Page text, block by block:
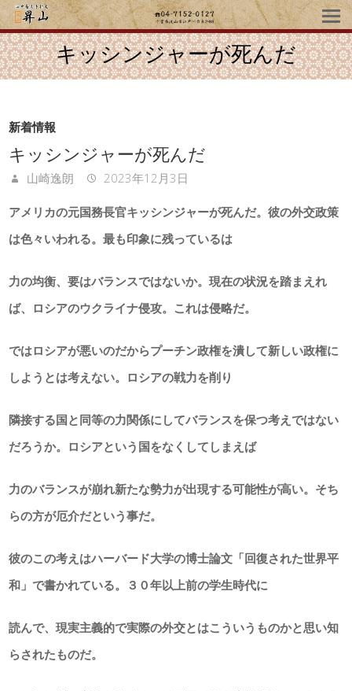
キッシンジャーが死んだ
新着情報
キッシンジャーが死んだ
山崎逸朗 2023年12月3日
アメリカの元国務長官キッシンジャーが死んだ。彼の外交政策
は色々いわれる。最も印象に残っているは
力の均衡、要はバランスではないか。現在の状況を踏まえれ
ば、ロシアのウクライナ侵攻。これは侵略だ。
ではロシアが悪いのだからプーチン政権を潰して新しい政権に
しようとは考えない。ロシアの戦力を削り
隣接する国と同等の力関係にしてバランスを保つ考えではない
だろうか。ロシアという国をなくしてしまえば
力のバランスが崩れ新たな勢力が出現する可能性が高い。そち
らの方が厄介だという事だ。
彼のこの考えはハーバード大学の博士論文「回復された世界平
和」で書かれている。３０年以上前の学生時代に
読んで、現実主義的で実際の外交とはこういうものかと思い知
らされたものだ。